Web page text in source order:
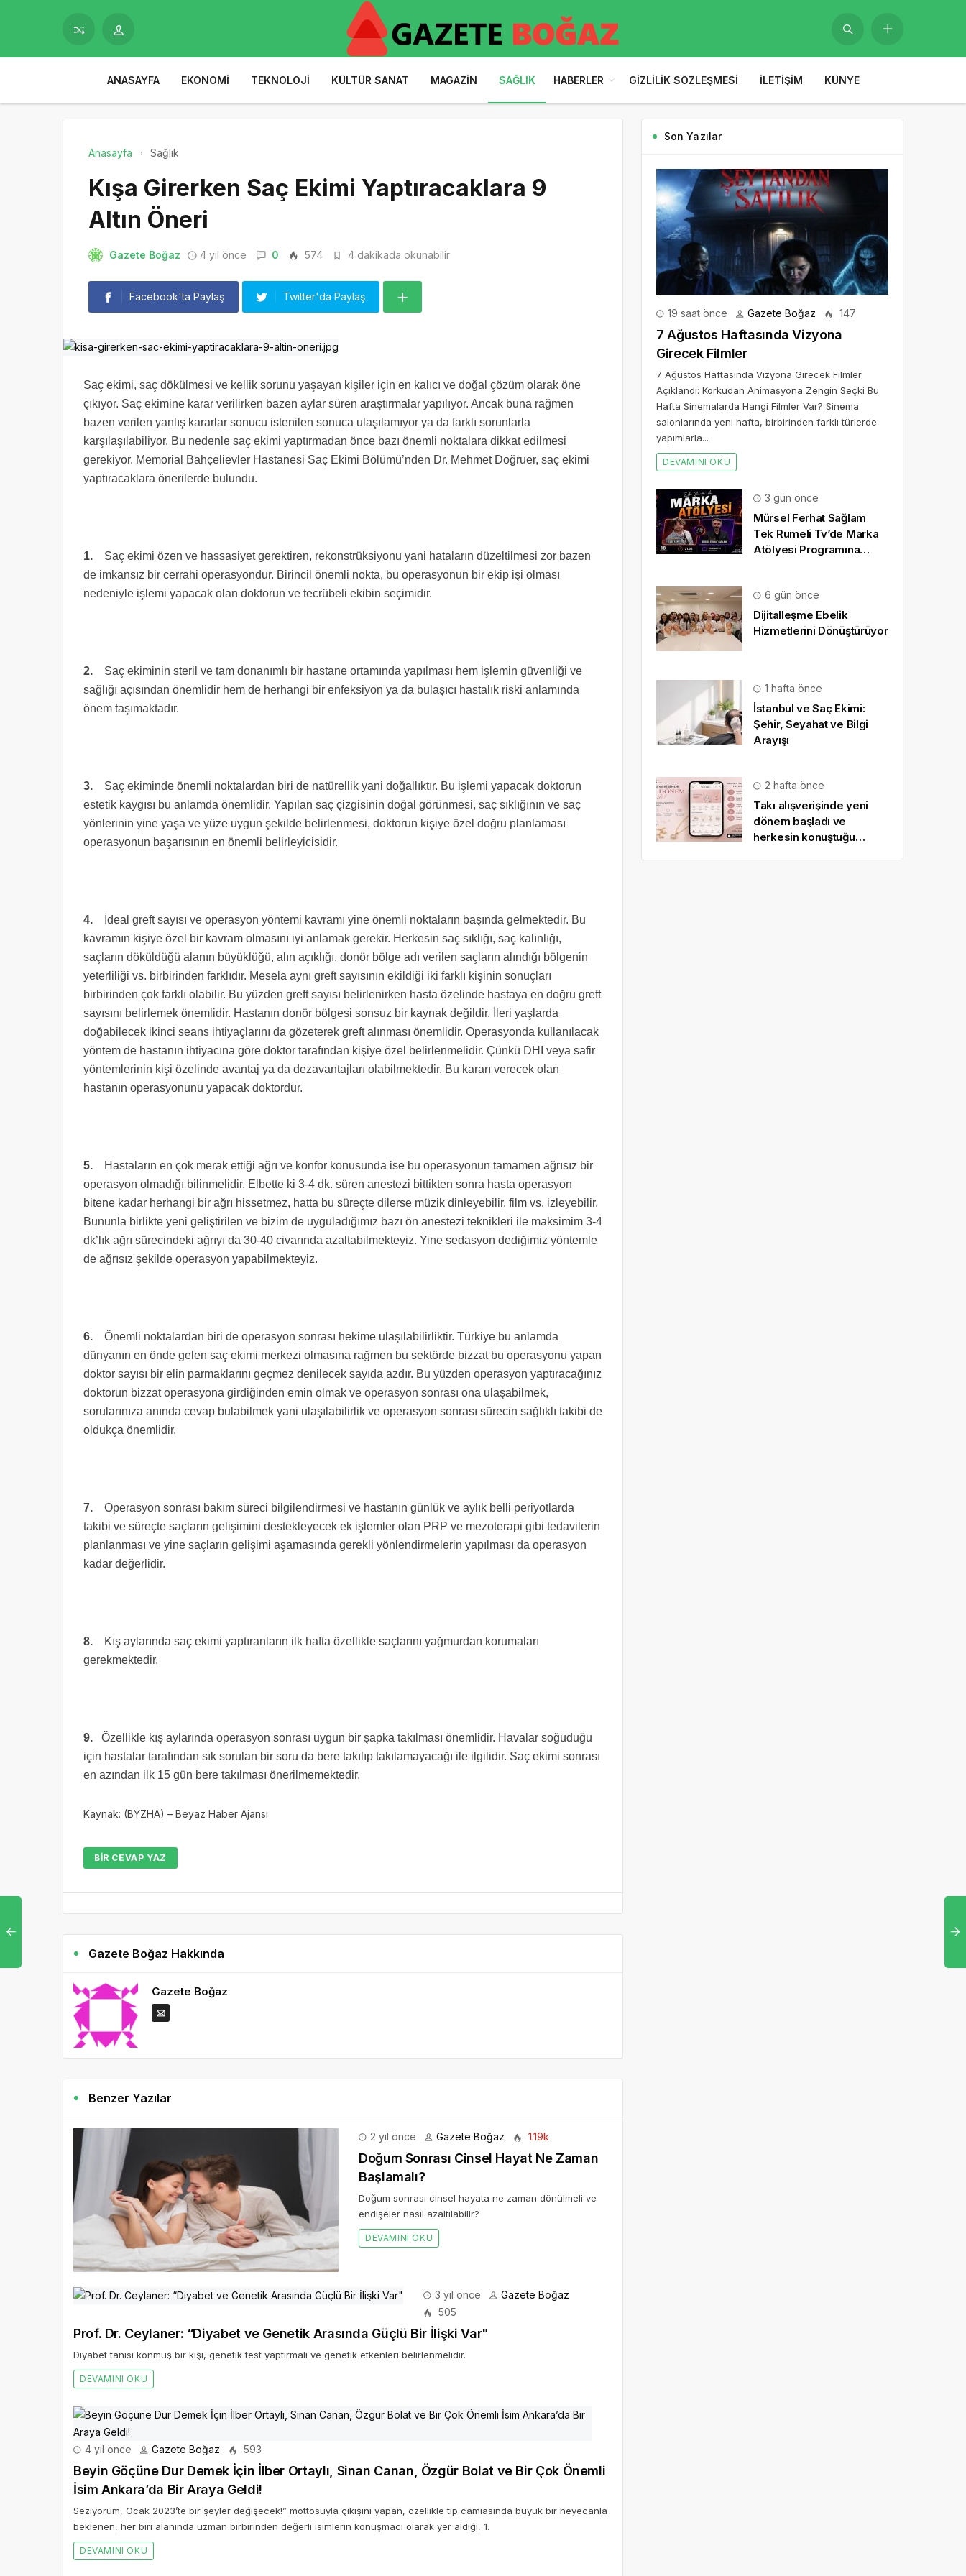
ANASAYFA EKONOMI TEKNOLOJI KÜLTÜR SANAT MAGAZIN SAĞLIK HABERLER GIZLILIK SÖZLEŞMESI İLETIŞIM KÜNYE
Anasayfa Sağlık
Kışa Girerken Saç Ekimi Yaptıracaklara 9
Altın Öneri
Gazete Boğaz 4 yıl önce 0 574 4 dakikada okunabilir
Facebook'ta Paylaş Twitter'da Paylaş
Saç ekimi, saç dökülmesi ve kellik sorunu yaşayan kişiler için en kalıcı ve doğal çözüm olarak öne
çıkıyor. Saç ekimine karar verilirken bazen aylar süren araştırmalar yapılıyor. Ancak buna rağmen
bazen verilen yanlış kararlar sonucu istenilen sonuca ulaşılamıyor ya da farklı sorunlarla
karşılaşılabiliyor. Bu nedenle saç ekimi yaptırmadan önce bazı önemli noktalara dikkat edilmesi
gerekiyor. Memorial Bahçelievler Hastanesi Saç Ekimi Bölümü’nden Dr. Mehmet Doğruer, saç ekimi
yaptıracaklara önerilerde bulundu.
1.
Saç ekimi özen ve hassasiyet gerektiren, rekonstrüksiyonu yani hataların düzeltilmesi zor bazen
de imkansız bir cerrahi operasyondur. Birincil önemli nokta, bu operasyonun bir ekip işi olması
nedeniyle işlemi yapacak olan doktorun ve tecrübeli ekibin seçimidir.
2.
Saç ekiminin steril ve tam donanımlı bir hastane ortamında yapılması hem işlemin güvenliği ve
sağlığı açısından önemlidir hem de herhangi bir enfeksiyon ya da bulaşıcı hastalık riski anlamında
önem taşımaktadır.
3.
Saç ekiminde önemli noktalardan biri de natürellik yani doğallıktır. Bu işlemi yapacak doktorun
estetik kaygısı bu anlamda önemlidir. Yapılan saç çizgisinin doğal görünmesi, saç sıklığının ve saç
yönlerinin yine yaşa ve yüze uygun şekilde belirlenmesi, doktorun kişiye özel doğru planlaması
operasyonun başarısının en önemli belirleyicisidir.
4.
İdeal greft sayısı ve operasyon yöntemi kavramı yine önemli noktaların başında gelmektedir. Bu
kavramın kişiye özel bir kavram olmasını iyi anlamak gerekir. Herkesin saç sıklığı, saç kalınlığı,
saçların döküldüğü alanın büyüklüğü, alın açıklığı, donör bölge adı verilen saçların alındığı bölgenin
yeterliliği vs. birbirinden farklıdır. Mesela aynı greft sayısının ekildiği iki farklı kişinin sonuçları
birbirinden çok farklı olabilir. Bu yüzden greft sayısı belirlenirken hasta özelinde hastaya en doğru greft
sayısını belirlemek önemlidir. Hastanın donör bölgesi sonsuz bir kaynak değildir. İleri yaşlarda
doğabilecek ikinci seans ihtiyaçlarını da gözeterek greft alınması önemlidir. Operasyonda kullanılacak
yöntem de hastanın ihtiyacına göre doktor tarafından kişiye özel belirlenmelidir. Çünkü DHI veya safir
yöntemlerinin kişi özelinde avantaj ya da dezavantajları olabilmektedir. Bu kararı verecek olan
hastanın operasyonunu yapacak doktordur.
5.
Hastaların en çok merak ettiği ağrı ve konfor konusunda ise bu operasyonun tamamen ağrısız bir
operasyon olmadığı bilinmelidir. Elbette ki 3-4 dk. süren anestezi bittikten sonra hasta operasyon
bitene kadar herhangi bir ağrı hissetmez, hatta bu süreçte dilerse müzik dinleyebilir, film vs. izleyebilir.
Bununla birlikte yeni geliştirilen ve bizim de uyguladığımız bazı ön anestezi teknikleri ile maksimim 3-4
dk’lık ağrı sürecindeki ağrıyı da 30-40 civarında azaltabilmekteyiz. Yine sedasyon dediğimiz yöntemle
de ağrısız şekilde operasyon yapabilmekteyiz.
6.
Önemli noktalardan biri de operasyon sonrası hekime ulaşılabilirliktir. Türkiye bu anlamda
dünyanın en önde gelen saç ekimi merkezi olmasına rağmen bu sektörde bizzat bu operasyonu yapan
doktor sayısı bir elin parmaklarını geçmez denilecek sayıda azdır. Bu yüzden operasyon yaptıracağınız
doktorun bizzat operasyona girdiğinden emin olmak ve operasyon sonrası ona ulaşabilmek,
sorularınıza anında cevap bulabilmek yani ulaşılabilirlik ve operasyon sonrası sürecin sağlıklı takibi de
oldukça önemlidir.
7.
Operasyon sonrası bakım süreci bilgilendirmesi ve hastanın günlük ve aylık belli periyotlarda
takibi ve süreçte saçların gelişimini destekleyecek ek işlemler olan PRP ve mezoterapi gibi tedavilerin
planlanması ve yine saçların gelişimi aşamasında gerekli yönlendirmelerin yapılması da operasyon
kadar değerlidir.
8.
Kış aylarında saç ekimi yaptıranların ilk hafta özellikle saçlarını yağmurdan korumaları
gerekmektedir.
9.
Özellikle kış aylarında operasyon sonrası uygun bir şapka takılması önemlidir. Havalar soğuduğu
için hastalar tarafından sık sorulan bir soru da bere takılıp takılamayacağı ile ilgilidir. Saç ekimi sonrası
en azından ilk 15 gün bere takılması önerilmemektedir.
Kaynak: (BYZHA) – Beyaz Haber Ajansı
BIR CEVAP YAZ
Gazete Boğaz Hakkında
Gazete Boğaz
Benzer Yazılar
2 yıl önce Gazete Boğaz 1.19k
Doğum Sonrası Cinsel Hayat Ne Zaman
Başlamalı?
Doğum sonrası cinsel hayata ne zaman dönülmeli ve
endişeler nasıl azaltılabilir?
DEVAMINI OKU
3 yıl önce
Gazete Boğaz
505
Prof. Dr. Ceylaner: “Diyabet ve Genetik Arasında Güçlü Bir İlişki Var"
Diyabet tanısı konmuş bir kişi, genetik test yaptırmalı ve genetik etkenleri belirlenmelidir.
DEVAMINI OKU
4 yıl önce Gazete Boğaz 593
Beyin Göçüne Dur Demek İçin İlber Ortaylı, Sinan Canan, Özgür Bolat ve Bir Çok Önemli
İsim Ankara’da Bir Araya Geldi!
Seziyorum, Ocak 2023’te bir şeyler değişecek!” mottosuyla çıkışını yapan, özellikle tıp camiasında büyük bir heyecanla
beklenen, her biri alanında uzman birbirinden değerli isimlerin konuşmacı olarak yer aldığı, 1.
DEVAMINI OKU
Son Yazılar
19 saat önce Gazete Boğaz 147
7 Ağustos Haftasında Vizyona
Girecek Filmler
7 Ağustos Haftasında Vizyona Girecek Filmler
Açıklandı: Korkudan Animasyona Zengin Seçki Bu
Hafta Sinemalarda Hangi Filmler Var? Sinema
salonlarında yeni hafta, birbirinden farklı türlerde
yapımlarla...
DEVAMINI OKU
3 gün önce
Mürsel Ferhat Sağlam
Tek Rumeli Tv’de Marka
Atölyesi Programına
6 gün önce
Dijitalleşme Ebelik
Hizmetlerini Dönüştürüyor
1 hafta önce
İstanbul ve Saç Ekimi:
Şehir, Seyahat ve Bilgi
Arayışı
2 hafta önce
Takı alışverişinde yeni
dönem başladı ve
herkesin konuştuğu